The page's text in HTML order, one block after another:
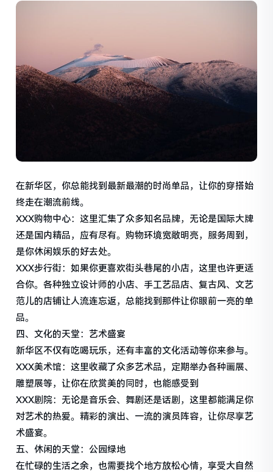
在新华区，你总能找到最新最潮的时尚单品，让你的穿搭始
终走在潮流前线。
XXX购物中心：这里汇集了众多知名品牌，无论是国际大牌
还是国内精品，应有尽有。购物环境宽敞明亮，服务周到，
是你休闲娱乐的好去处。
XXX步行街：如果你更喜欢街头巷尾的小店，这里也许更适
合你。各种独立设计师的小店、手工艺品店、复古风、文艺
范儿的店铺让人流连忘返，总能找到那件让你眼前一亮的单
品。
四、文化的天堂：艺术盛宴
新华区不仅有吃喝玩乐，还有丰富的文化活动等你来参与。
XXX美术馆：这里收藏了众多艺术品，定期举办各种画展、
雕塑展等，让你在欣赏美的同时，也能感受到
XXX剧院：无论是音乐会、舞剧还是话剧，这里都能满足你
对艺术的热爱。精彩的演出、一流的演员阵容，让你尽享艺
术盛宴。
五、休闲的天堂：公园绿地
在忙碌的生活之余，也需要找个地方放松心情，享受大自然